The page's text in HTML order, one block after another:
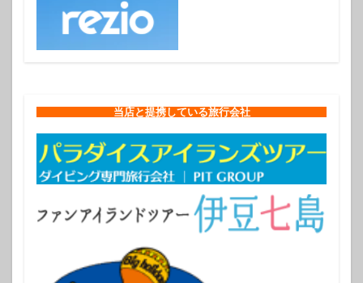
当店と提携している旅行会社